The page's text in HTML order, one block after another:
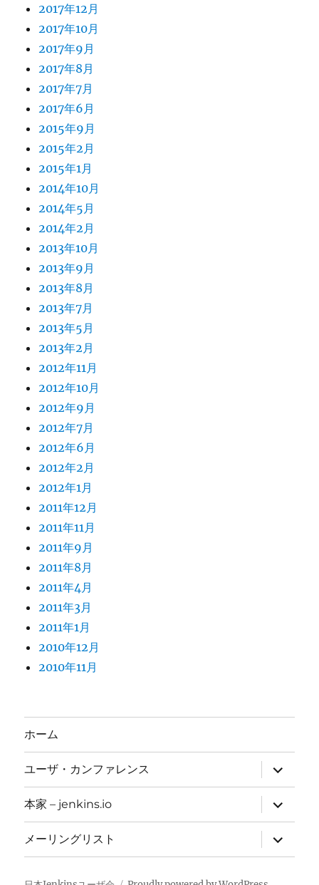
2017年12月
2017年10月
2017年9月
2017年8月
2017年7月
2017年6月
2015年9月
2015年2月
2015年1月
2014年10月
2014年5月
2014年2月
2013年10月
2013年9月
2013年8月
2013年7月
2013年5月
2013年2月
2012年11月
2012年10月
2012年9月
2012年7月
2012年6月
2012年2月
2012年1月
2011年12月
2011年11月
2011年9月
2011年8月
2011年4月
2011年3月
2011年1月
2010年12月
2010年11月
ホーム
ユーザ・カンファレンス
サ
ブ
メ
ニ
ュ
ー
を
展
開
本家 – jenkins.io
サ
ブ
メ
ニ
ュ
ー
展
メーリングリスト
サ
ブ
メ
ュ